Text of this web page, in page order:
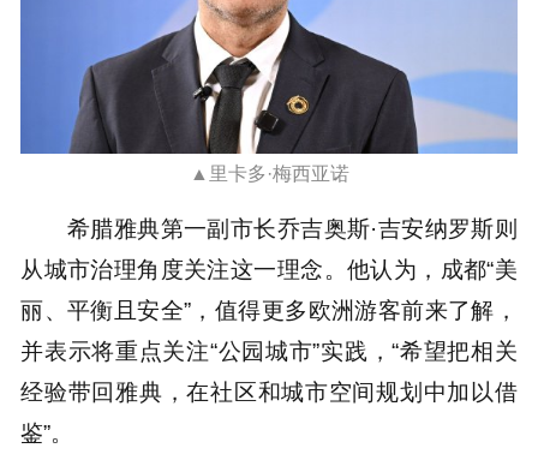
▲里卡多·梅西亚诺
希腊雅典第一副市长乔吉奥斯·吉安纳罗斯则
从城市治理角度关注这一理念。他认为，成都“美
丽、平衡且安全”，值得更多欧洲游客前来了解，
并表示将重点关注“公园城市”实践，“希望把相关
经验带回雅典，在社区和城市空间规划中加以借
鉴”。